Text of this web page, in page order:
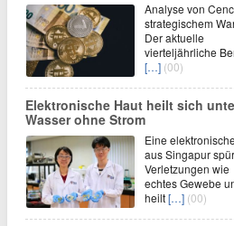
Analyse von
strategischem
Der aktuelle
vierteljährliche
[…] (00)
Elektronische Haut heilt sich
Wasser ohne Strom
Eine
aus Singapur
Verletzungen wie
echtes Gewebe
heilt[…] (00)